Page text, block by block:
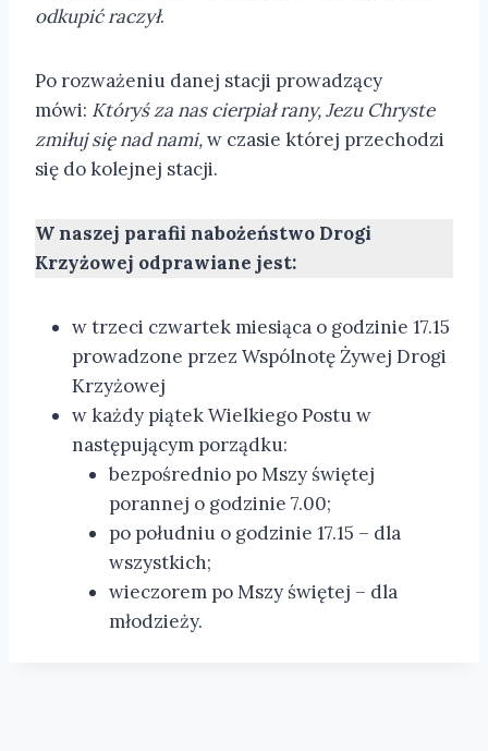
odkupić raczył.
Po rozważeniu danej stacji prowadzący
mówi: Któryś za nas cierpiał rany, Jezu Chryste
zmiłuj się nad nami,w czasie której przechodzi
się do kolejnej stacji.
W naszej parafii nabożeństwo Drogi
Krzyżowej odprawiane jest:
w trzeci czwartek miesiąca o godzinie 17.15
prowadzone przez Wspólnotę Żywej Drogi
Krzyżowej
w każdy piątek Wielkiego Postu w
następującym porządku:
bezpośrednio po Mszy świętej
porannej o godzinie 7.00;
po południu o godzinie 17.15 – dla
wszystkich;
wieczorem po Mszy świętej – dla
młodzieży.